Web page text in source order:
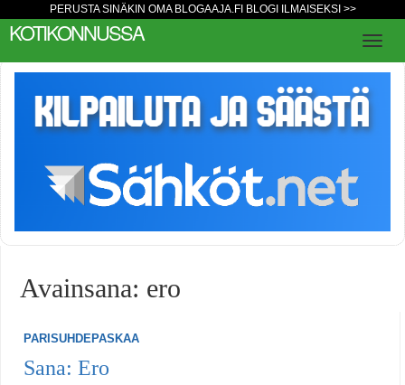
PERUSTA SINÄKIN OMA BLOGAAJA.FI BLOGI ILMAISEKSI >>
KOTIKONNUSSA
Avainsana: ero
PARISUHDEPASKAA
Sana: Ero